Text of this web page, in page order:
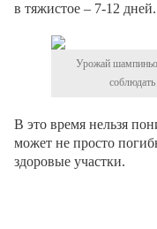
в тяжистое – 7-12 дней.
Урожай
В это время нельзя
может не просто
здоровые участки.